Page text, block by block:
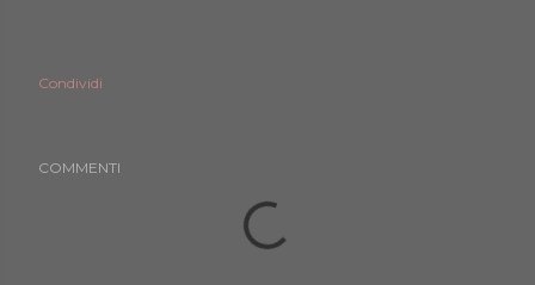
Condividi
COMMENTI